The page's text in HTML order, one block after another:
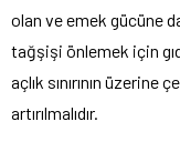
olan ve emek gücüne
tağşişi önlemek için
açlık sınırının üzerine
artırılmalıdır.